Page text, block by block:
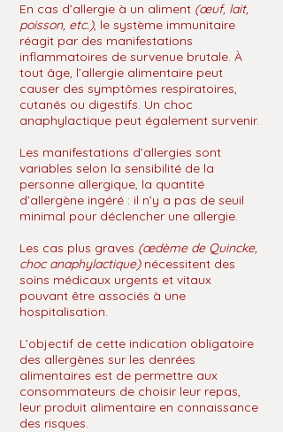
En cas d’allergie à un aliment (œuf, lait,
poisson, etc.), le système immunitaire
réagit par des manifestations
inflammatoires de survenue brutale. À
tout âge, l’allergie alimentaire peut
causer des symptômes respiratoires,
cutanés ou digestifs. Un choc
anaphylactique peut également survenir.
Les manifestations d’allergies sont
variables selon la sensibilité de la
personne allergique, la quantité
d’allergène ingéré : il n’y a pas de seuil
minimal pour déclencher une allergie.
Les cas plus graves (œdème de Quincke,
choc anaphylactique) nécessitent des
soins médicaux urgents et vitaux
pouvant être associés à une
hospitalisation.
L’objectif de cette indication obligatoire
des allergènes sur les denrées
alimentaires est de permettre aux
consommateurs de choisir leur repas,
leur produit alimentaire en connaissance
des risques.